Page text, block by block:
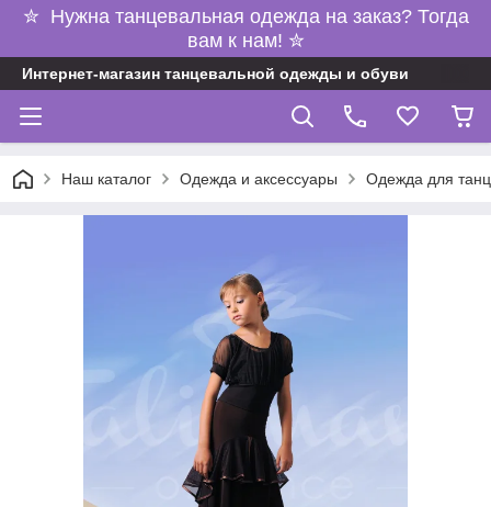
✮ Нужна танцевальная одежда на заказ? Тогда
вам к нам! ✮
Интернет-магазин танцевальной одежды и обуви
Наш каталог Одежда и аксессуары Одежда для